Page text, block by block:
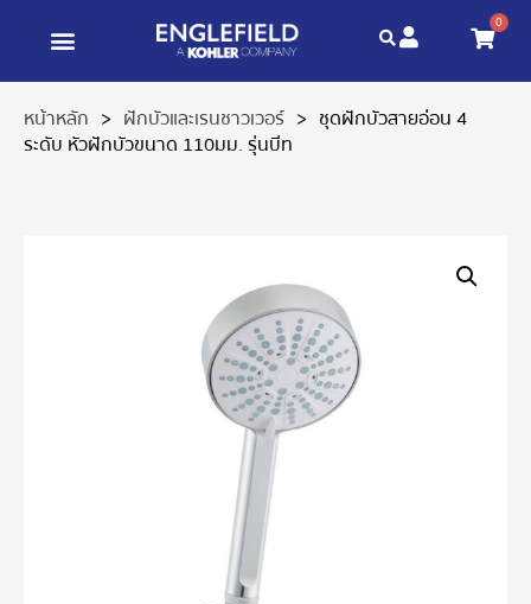
0
หน้าหลัก > ฝักบัวและเรนชาวเวอร์ > ชุดฝักบัวสายอ่อน 4
ระดับ หัวฝักบัวขนาด 110มม. รุ่นบีท